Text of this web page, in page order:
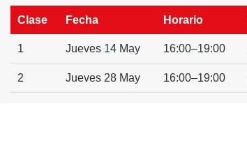
Clase Fecha Horario
1 Jueves 14 May 16:00–19:00
2 Jueves 28 May 16:00–19:00